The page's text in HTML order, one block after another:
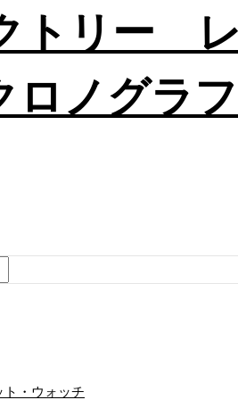
トリー
ノグラ
ト・ウォッチ